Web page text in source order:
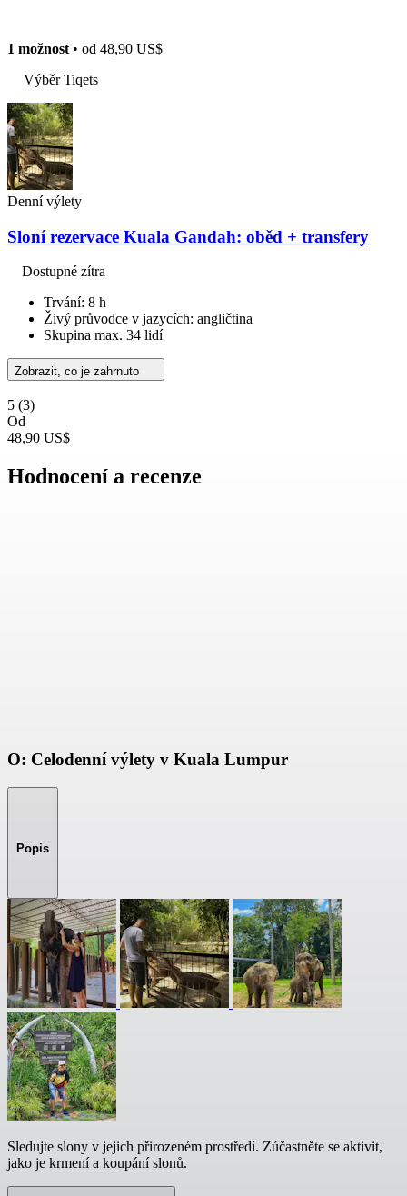
1 možnost • od 48,90 US$
Výběr Tiqets
Denní výlety
Sloní rezervace Kuala Gandah: oběd + transfery
Dostupné zítra
Trvání: 8 h
Živý průvodce v jazycích: angličtina
Skupina max. 34 lidí
Zobrazit, co je zahrnuto
5 (3)
Od
48,90 US$
Hodnocení a recenze
O: Celodenní výlety v Kuala Lumpur
Popis
Sledujte slony v jejich přirozeném prostředí. Zúčastněte se aktivit,
jako je krmení a koupání slonů.